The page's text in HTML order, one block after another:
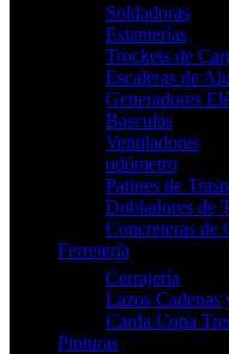
Soldadoras
Estanterías
Trockets de
Escaleras de
Generadores
Basculas
Ventiladores
odómetro
Patines de
Dobladores de
Concreteras de
Ferretería
Cerrajería
Lazos Cadenas
Carda Copa
Pinturas